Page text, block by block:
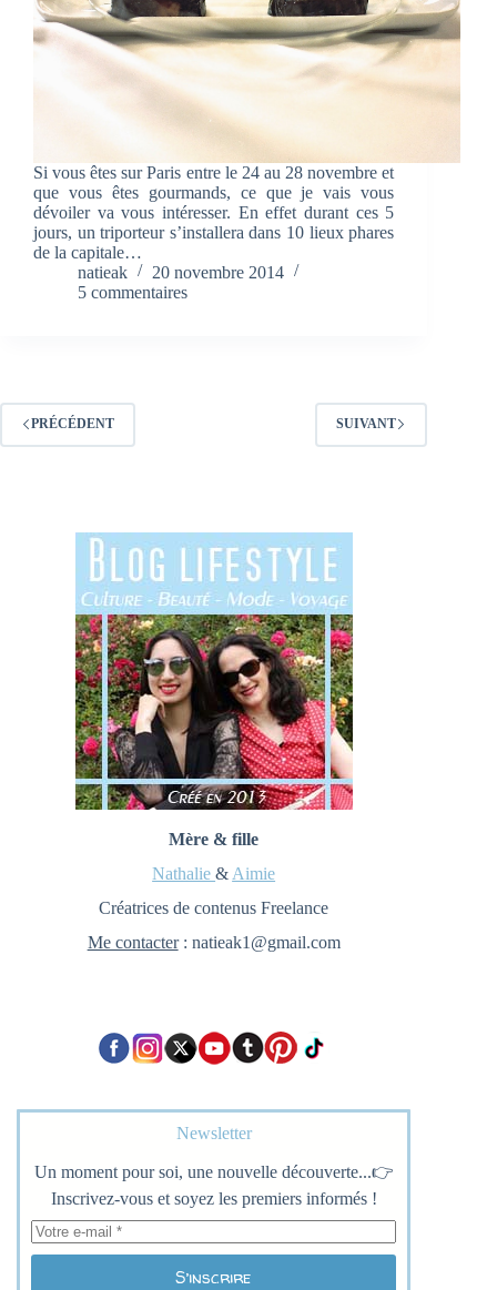
Si vous êtes sur Paris entre le 24 au 28 novembre et
que vous êtes gourmands, ce que je vais vous
dévoiler va vous intéresser. En effet durant ces 5
jours, un triporteur s’installera dans 10 lieux phares
de la capitale…
natieak
20 novembre 2014
5 commentaires
PRÉCÉDENT SUIVANT
Mère & fille
Nathalie& Aimie
Créatrices de contenus Freelance
Me contacter: natieak1@gmail.com
Newsletter
Un moment pour soi, une nouvelle découverte...👉
Inscrivez-vous et soyez les premiers informés !
S’inscrire